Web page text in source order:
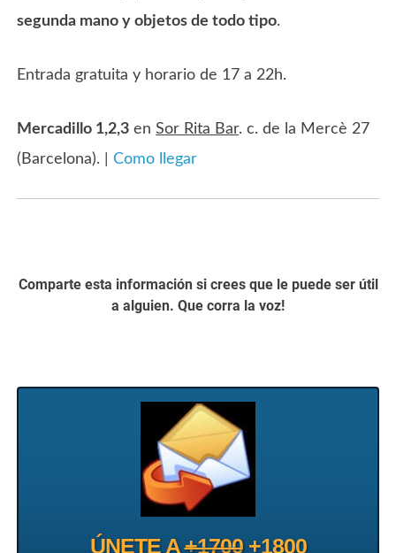
segunda mano y objetos de todo tipo.
Entrada gratuita y horario de 17 a 22h.
Mercadillo 1,2,3 enSor Rita Bar. c. de la Mercè 27
(Barcelona). |Como llegar
Comparte esta información si crees que le puede ser útil
a alguien. Que corra la voz!
ÚNETE A+1700+1800